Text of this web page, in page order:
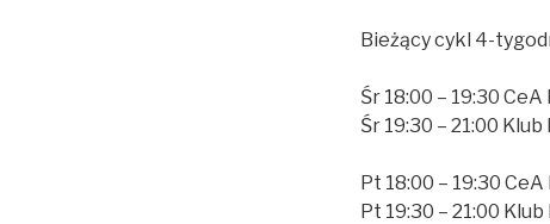
Bieżący cykl 4-
Śr 18:00 – 19:30
Śr 19:30 – 21:00
Pt 18:00 – 19:30
Pt 19:30 – 21:00